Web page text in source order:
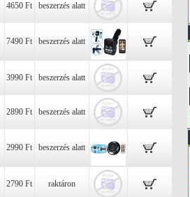
4650 Ft beszerzés alatt
7490 Ft beszerzés alatt
3990 Ft beszerzés alatt
2890 Ft beszerzés alatt
2990 Ft beszerzés alatt
2790 Ft raktáron